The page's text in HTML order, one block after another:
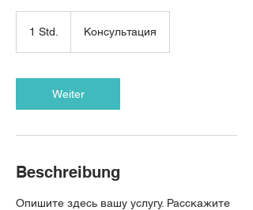
1 Std.
d
Консультация
Weiter
Beschreibung
Опишите здесь вашу услугу. Расскажите